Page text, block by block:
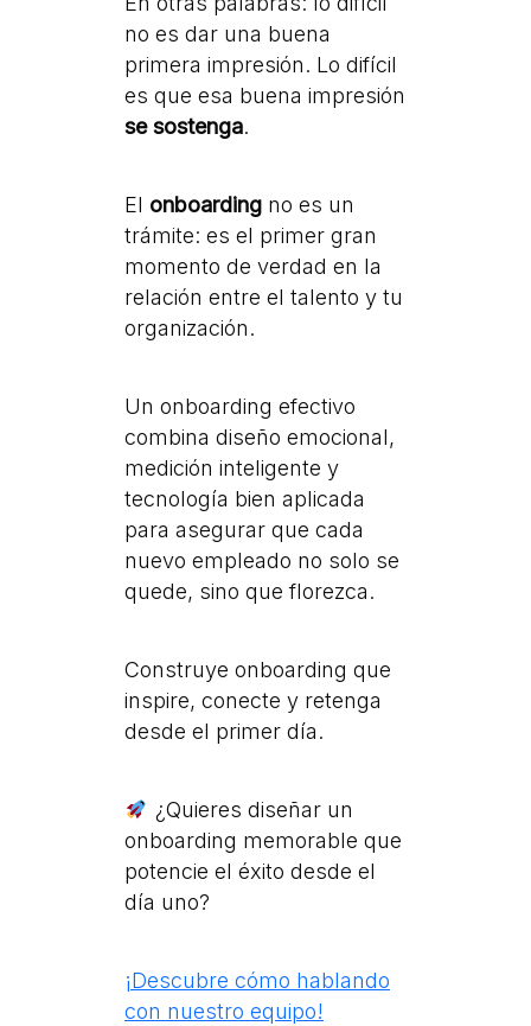
no es dar una buena
primera impresión. Lo difícil
es que esa buena impresión
se sostenga.
El onboarding no es un
trámite: es el primer gran
momento de verdad en la
relación entre el talento y tu
organización.
Un onboarding efectivo
combina diseño emocional,
medición inteligente y
tecnología bien aplicada
para asegurar que cada
nuevo empleado no solo se
quede, sino que florezca.
Construye onboarding que
inspire, conecte y retenga
desde el primer día.
¿Quieres diseñar un
onboarding memorable que
potencie el éxito desde el
día uno?
¡Descubre cómo hablando
con nuestro equipo!